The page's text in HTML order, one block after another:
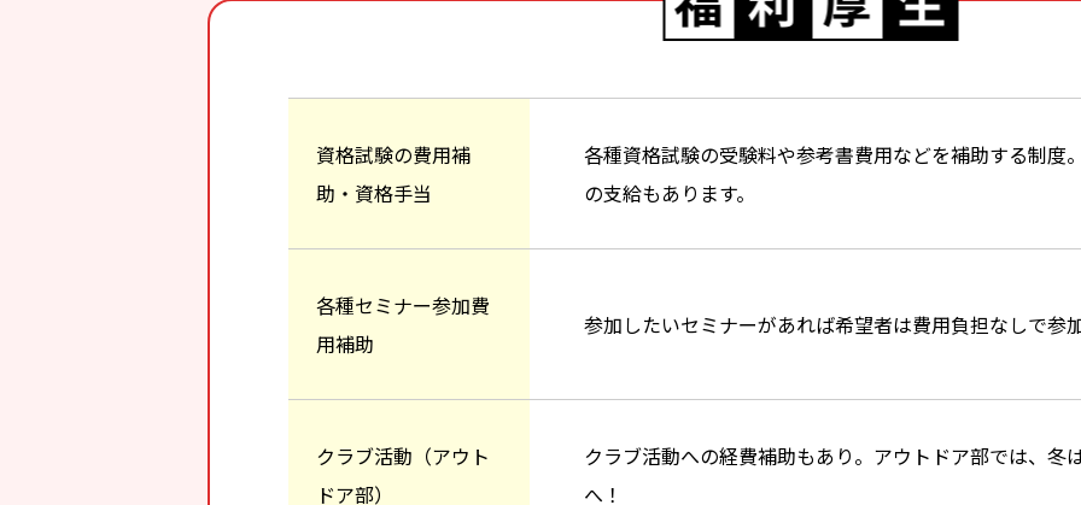
資格試験の費用補
助・資格手当
各種資格試験の受験料や参考書費用などを補助する制度
の支給もあります。
各種セミナー参加費
用補助
参加したいセミナーがあれば希望者は費用負担なしで参
クラブ活動（アウト
ドア部）
クラブ活動への経費補助もあり。アウトドア部では、冬
へ！